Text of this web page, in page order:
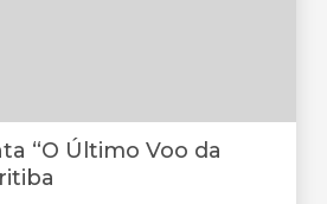
“O Último Voo da